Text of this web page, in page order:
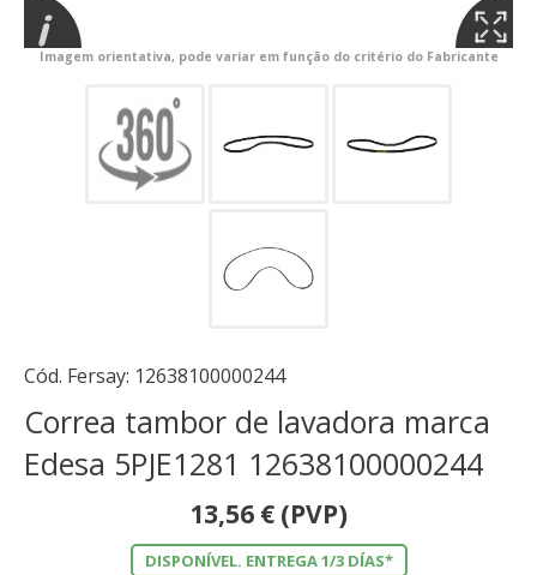
Imagem orientativa, pode variar em função do critério do Fabricante
Cód. Fersay: 12638100000244
Correa tambor de lavadora marca
Edesa 5PJE1281 12638100000244
13,56 € (PVP)
DISPONÍVEL. ENTREGA 1/3 DÍAS*